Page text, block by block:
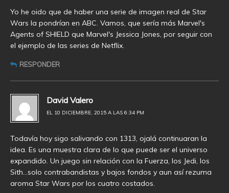
Yo he oido que de haber una serie de imagen real de Star
Wars la pondrían en ABC. Vamos, que sería más Marvel's
Agents of SHIELD que Marvel's Jessica Jones, por seguir con
el ejemplo de las series de Netflix.
RESPONDER
David Valero
EL 10 DICIEMBRE, 2015 A LAS 6:34 PM
Todavía hoy sigo salivando con 1313, ojalá continuaran la
idea. Es una muestra clara de lo que puede ser el universo
expandido. Un juego sin relación con la Fuerza, los Jedi, los
Sith…solo contrabandistas y bajos fondos y aun así rezuma
aroma Star Wars por los cuatro costados.